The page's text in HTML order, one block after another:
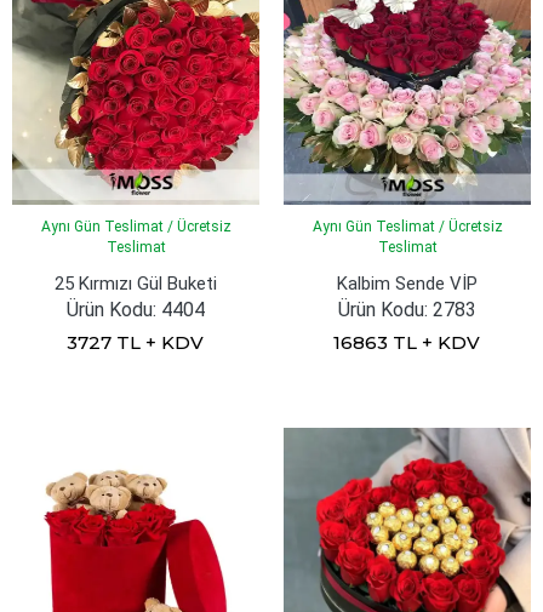
Aynı Gün Teslimat / Ücretsiz
Teslimat
25 Kırmızı Gül Buketi
Ürün Kodu: 4404
3727 TL + KDV
Aynı Gün Teslimat / Ücretsiz
Teslimat
Kalbim Sende VİP
Ürün Kodu: 2783
16863 TL + KDV